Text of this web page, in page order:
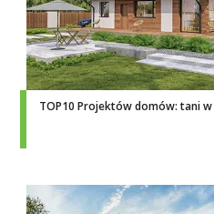
TOP10 Projektów domów: tani